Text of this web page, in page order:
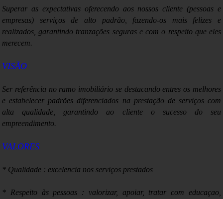
Superar as expectativas oferecendo aos nossos cliente (pessoas e
empresas) serviços de alto padrão, fazendo-os mais felizes e
realizados, garantindo tranzações seguras e com o respeito que eles
merecem.
VISÃO
Ser referência no ramo imobiliário se destacando entres os melhores
e estabelecer padrões diferenciados na prestação de serviços com
alta qualidade, garantindo ao cliente o sucesso do seu
empreendimento.
VALORES
* Qualidade : excelencia nos serviços prestados
* Respeito às pessoas : valorizar, apoiar, tratar com educaçao,